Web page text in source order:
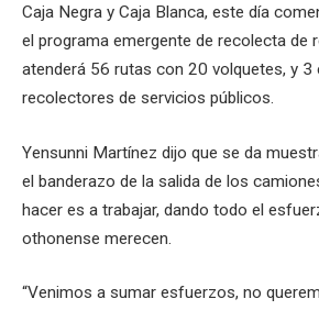
Caja Negra y Caja Blanca, este día
el programa emergente de recolecta de
atenderá 56 rutas con 20 volquetes, y 3
recolectores de servicios públicos.
Yensunni Martínez dijo que se da
el banderazo de la salida de los
hacer es a trabajar, dando todo el
othonense merecen.
“Venimos a sumar esfuerzos, no